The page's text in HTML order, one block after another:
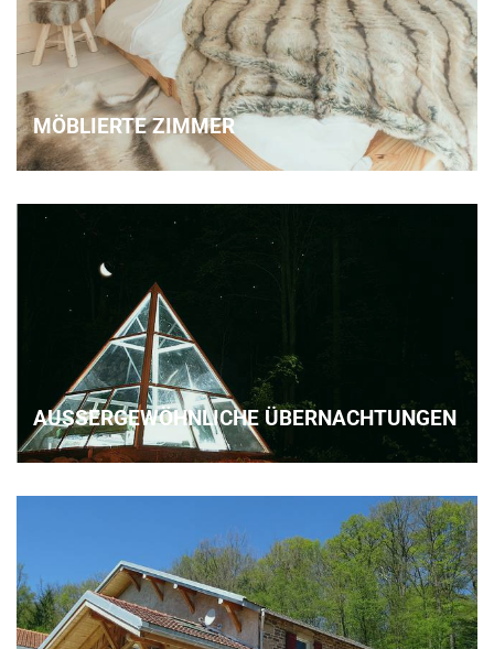
MÖBLIERTE ZIMMER
AUSSERGEWÖHNLICHE ÜBERNACHTUNGEN